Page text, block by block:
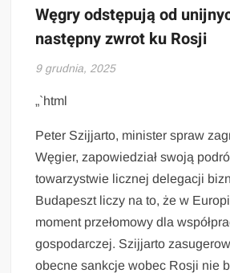
Węgry odstępują od
następny zwrot ku Rosji
9 grudnia, 2025
„`html
Peter Szijjarto, minister spraw
Węgier, zapowiedział swoją
towarzystwie licznej delegacji
Budapeszt liczy na to, że w
moment przełomowy dla
gospodarczej. Szijjarto
obecne sankcje wobec Rosji nie